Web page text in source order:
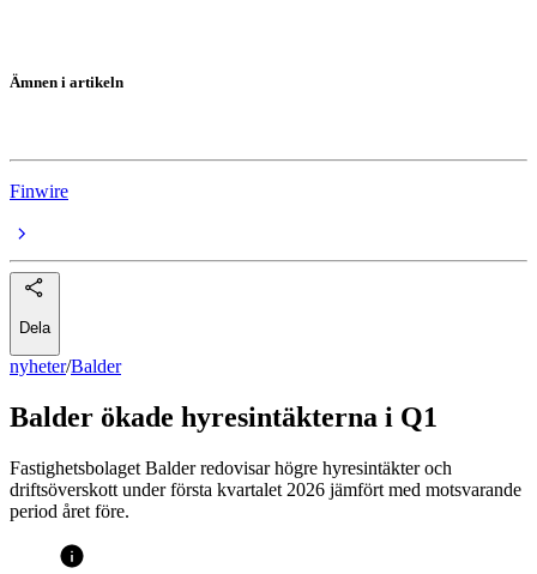
Ämnen i artikeln
Finwire
Dela
nyheter/Balder
Balder ökade hyresintäkterna i Q1
Fastighetsbolaget Balder redovisar högre hyresintäkter och
driftsöverskott under första kvartalet 2026 jämfört med motsvarande
period året före.